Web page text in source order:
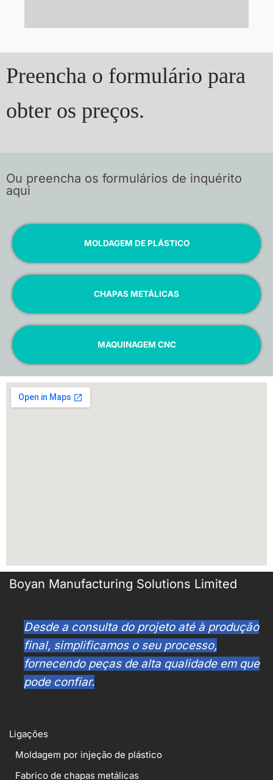
Preencha o formulário para
obter os preços.
Ou preencha os formulários de inquérito
aqui
MOLDAGEM DE PLÁSTICO
CHAPAS METÁLICAS
MAQUINAGEM CNC
Boyan Manufacturing Solutions Limited
Desde a consulta do projeto até à produção
final, simplificamos o seu processo,
fornecendo peças de alta qualidade em que
pode confiar.
Ligações
Moldagem por injeção de plástico
Fabrico de chapas metálicas